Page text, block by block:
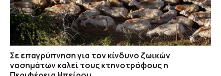
Σε επαγρύπνηση για τον κίνδυνο ζωικών
νοσημάτων καλεί τους κτηνοτρόφους η